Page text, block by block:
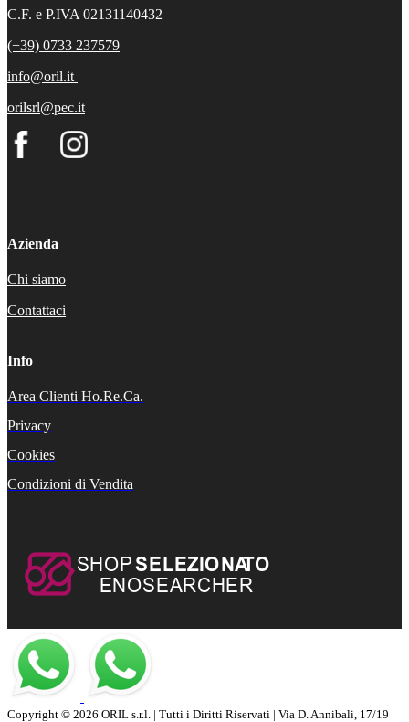
C.F. e P.IVA 02131140432
(+39) 0733 237579
info@oril.it
orilsrl@pec.it
Azienda
Chi siamo
Contattaci
Info
Area Clienti Ho.Re.Ca.
Privacy
Cookies
Condizioni di Vendita
Copyright © 2026 ORIL s.r.l. | Tutti i Diritti Riservati | Via D. Annibali, 17/19